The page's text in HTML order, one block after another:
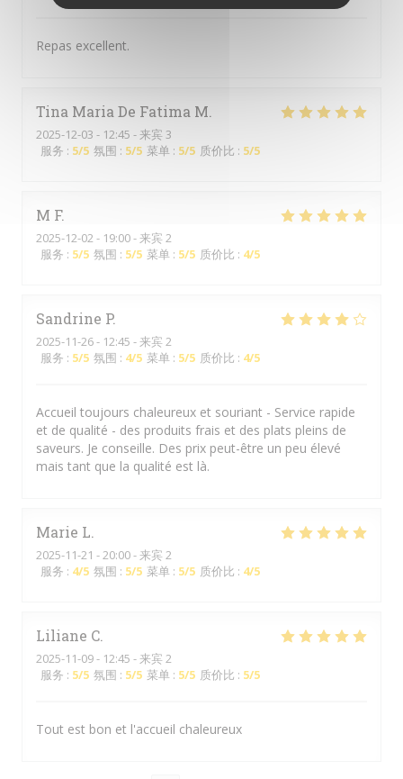
Repas excellent.
Tina Maria De Fatima M
2025-12-03 - 12:45 - 来宾 3
服务 : 5/5 氛围 : 5/5 菜单 : 5/5 质价比 : 5/5
M F
2025-12-02 - 19:00 - 来宾 2
服务 : 5/5 氛围 : 5/5 菜单 : 5/5 质价比 : 4/5
Sandrine P
2025-11-26- 12:45 - 来宾 2
服务 : 5/5 氛围 : 4/5 菜单 : 5/5 质价比 : 4/5
Accueil toujours chaleureux et souriant - Service rapide
et de qualité - des produits frais et des plats pleins de
saveurs. Je conseille. Des prix peut-être un peu élevé
mais tant que la qualité est là.
Marie L
2025-11-21 - 20:00 - 来宾 2
服务 : 4/5 氛围 : 5/5 菜单 : 5/5 质价比 : 4/5
Liliane C
2025-11-09- 12:45 - 来宾 2
服务 : 5/5 氛围 : 5/5 菜单 : 5/5 质价比 : 5/5
Tout est bon et l'accueil chaleureux